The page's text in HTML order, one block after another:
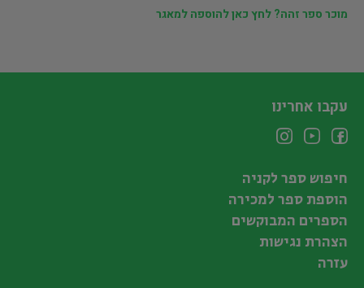
מוכר ספר זהה? לחץ כאן להוספה למאגר
עקבו אחרינו
חיפוש ספר לקניה
הוספת ספר למכירה
הספרים המבוקשים
הצהרת נגישות
עזרה